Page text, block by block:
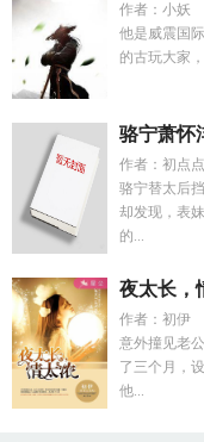
作者：小妖
他是威震国
的古玩大家
骆宁萧怀
作者：初点点
骆宁替太后
却发现，表
的...
夜太长，
作者：初伊
意外撞见老
了三个月，
他...